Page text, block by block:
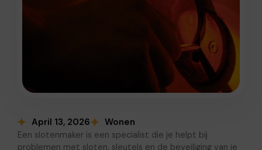
April 13, 2026 Wonen
Een slotenmaker is een specialist die je helpt bij
problemen met sloten, sleutels en de beveiliging van je